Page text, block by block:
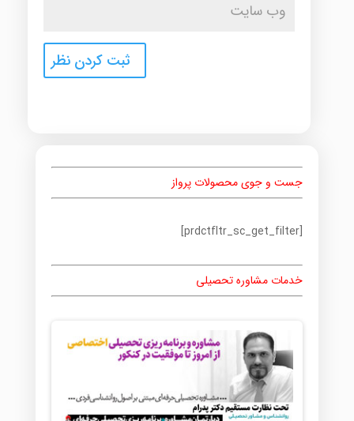
جست و جوی محصولات پرواز
[prdctfltr_sc_get_filter]
خدمات مشاوره تحصیلی